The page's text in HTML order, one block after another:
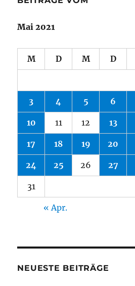
Mai 2021
M D M D
3 4 5 6
10 11 12 13
17 18 19 20
24 25 26 27
31
« Apr.
NEUESTE BEITRÄGE